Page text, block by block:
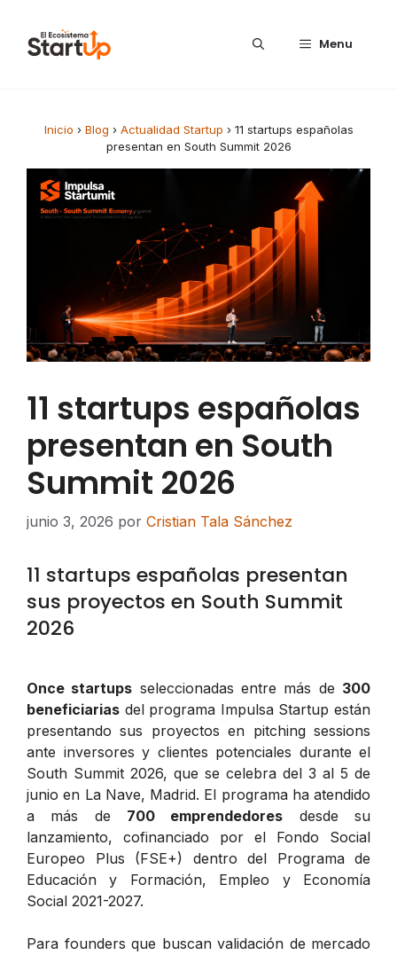
Menu
Inicio › Blog › Actualidad Startup › 11 startups españolas
presentan en South Summit 2026
11 startups españolas
presentan en South
Summit 2026
junio 3, 2026 por Cristian Tala Sánchez
11 startups españolas presentan
sus proyectos en South Summit
2026
Once startups seleccionadas entre más de 300
beneficiarias del programa Impulsa Startup están
presentando sus proyectos en pitching sessions
ante inversores y clientes potenciales durante el
South Summit 2026, que se celebra del 3 al 5 de
junio en La Nave, Madrid. El programa ha atendido
a más de 700 emprendedores desde su
lanzamiento, cofinanciado por el Fondo Social
Europeo Plus (FSE+) dentro del Programa de
Educación y Formación, Empleo y Economía
Social 2021-2027.
Para founders que buscan validación de mercado